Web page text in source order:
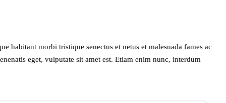
morbi tristique senectus et netus et malesuada fames ac
eget, vulputate sit amet est. Etiam enim nunc, interdum